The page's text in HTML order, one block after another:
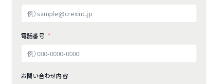
電話番号
お問い合わせ内容